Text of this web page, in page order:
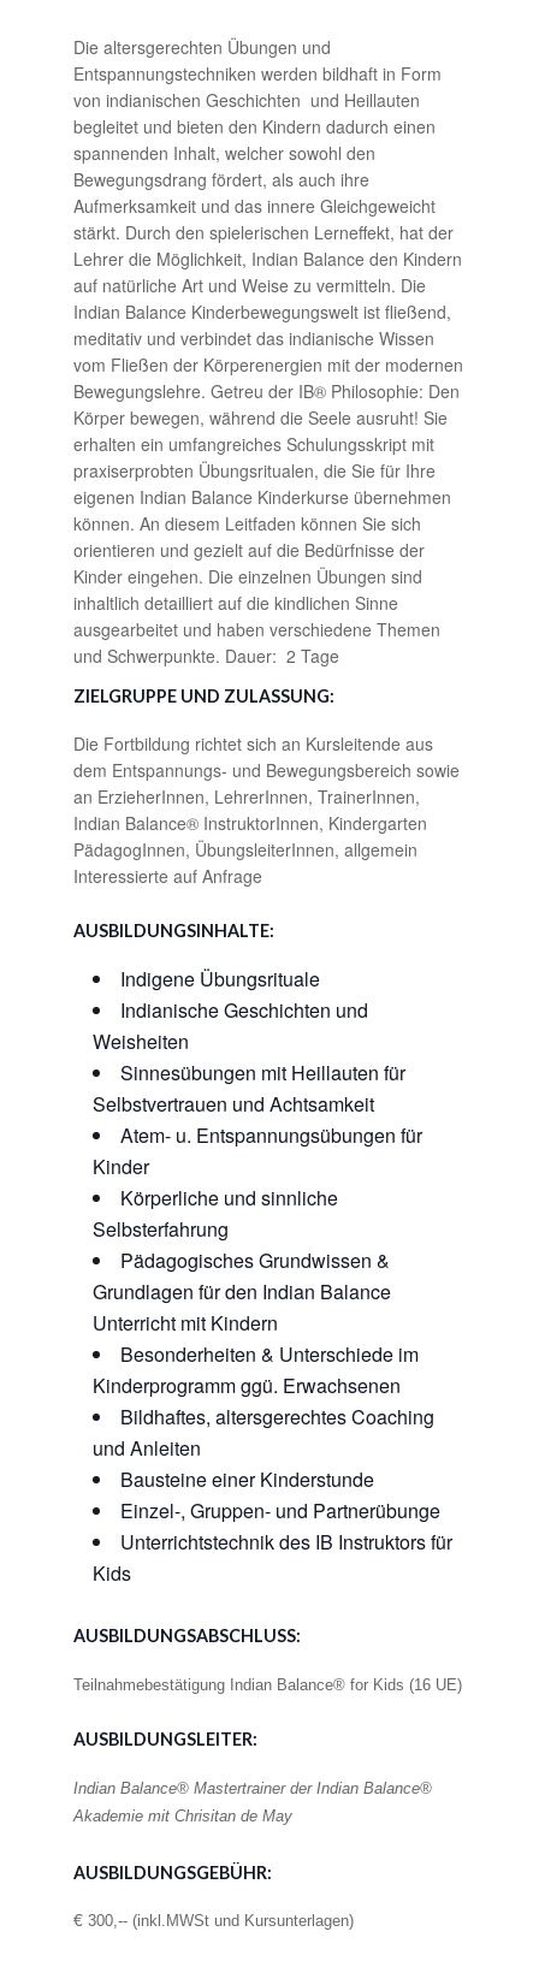
Die altersgerechten Übungen und
Entspannungstechniken werden bildhaft in Form
von indianischen Geschichten und Heillauten
begleitet und bieten den Kindern dadurch einen
spannenden Inhalt, welcher sowohl den
Bewegungsdrang fördert, als auch ihre
Aufmerksamkeit und das innere Gleichgeweicht
stärkt. Durch den spielerischen Lerneffekt, hat der
Lehrer die Möglichkeit, Indian Balance den Kindern
auf natürliche Art und Weise zu vermitteln. Die
Indian Balance Kinderbewegungswelt ist fließend,
meditativ und verbindet das indianische Wissen
vom Fließen der Körperenergien mit der modernen
Bewegungslehre. Getreu der IB® Philosophie: Den
Körper bewegen, während die Seele ausruht! Sie
erhalten ein umfangreiches Schulungsskript mit
praxiserprobten Übungsritualen, die Sie für Ihre
eigenen Indian Balance Kinderkurse übernehmen
können. An diesem Leitfaden können Sie sich
orientieren und gezielt auf die Bedürfnisse der
Kinder eingehen. Die einzelnen Übungen sind
inhaltlich detailliert auf die kindlichen Sinne
ausgearbeitet und haben verschiedene Themen
und Schwerpunkte. Dauer: 2 Tage
ZIELGRUPPE UND ZULASSUNG:
Die Fortbildung richtet sich an Kursleitende aus
dem Entspannungs- und Bewegungsbereich sowie
an ErzieherInnen, LehrerInnen, TrainerInnen,
Indian Balance® InstruktorInnen, Kindergarten
PädagogInnen, ÜbungsleiterInnen, allgemein
Interessierte auf Anfrage
AUSBILDUNGSINHALTE:
Indigene Übungsrituale
Indianische Geschichten und
Weisheiten
Sinnesübungen mit Heillauten für
Selbstvertrauen und Achtsamkeit
Atem- u. Entspannungsübungen für
Kinder
Körperliche und sinnliche
Selbsterfahrung
Pädagogisches Grundwissen &
Grundlagen für den Indian Balance
Unterricht mit Kindern
Besonderheiten & Unterschiede im
Kinderprogramm ggü. Erwachsenen
Bildhaftes, altersgerechtes Coaching
und Anleiten
Bausteine einer Kinderstunde
Einzel-, Gruppen- und Partnerübunge
Unterrichtstechnik des IB Instruktors für
Kids
AUSBILDUNGSABSCHLUSS:
Teilnahmebestätigung Indian Balance® for Kids (16 UE)
AUSBILDUNGSLEITER:
Indian Balance® Mastertrainer der Indian Balance®
Akademie mit Chrisitan de May
AUSBILDUNGSGEBÜHR:
€ 300,-- (inkl.MWSt und Kursunterlagen)